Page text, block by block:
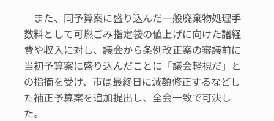
また、同予算案に盛り込んだ一般廃棄物処理手
数料として可燃ごみ指定袋の値上げに向けた諸経
費や収入に対し、議会から条例改正案の審議前に
当初予算案に盛り込んだことに「議会軽視だ」と
の指摘を受け、市は最終日に減額修正するなどし
た補正予算案を追加提出し、全会一致で可決し
た。